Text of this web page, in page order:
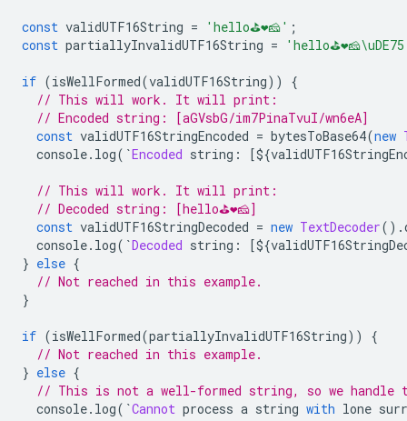
const validUTF16String = 'hello⛳❤️🧀' ;
const partiallyInvalidUTF16String =
if (isWellFormed(validUTF16String))
{
// This will work. It will print:
// Encoded string: [aGVsbG/im7PinaTvuI/wn6eA]
const validUTF16StringEncoded = bytesToBase64(new
console. log(`Encoded string : [${
// This will work. It will print:
// Decoded string: [hello⛳❤️🧀]
const validUTF16StringDecoded = new TextDecoder().
console. log(`Decoded string : [${
} else {
// Not reached in this example.
}
if (isWellFormed(partiallyInvalidUTF16String))
{
// Not reached in this example.
} else {
// This is not a well-formed string, so we handle
console. log(`Cannot process a string with lone